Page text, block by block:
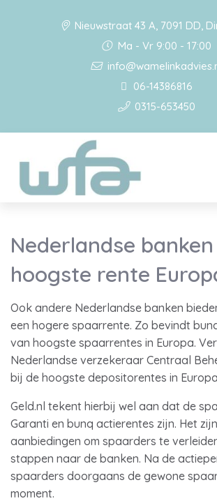
Nieuwstraat 43 A, 7091 DD,
Ma - Vr 9:00 - 17:00
06-14386816
0315-653450
Nederlandse
hoogste rente
Ook andere Nederlandse banken
een hogere spaarrente. Zo bevindt
van hoogste spaarrentes in Europa.
Nederlandse verzekeraar Centraal
bij de hoogste depositorentes in
Geld.nl tekent hierbij wel aan dat de
Garanti en bunq actierentes zijn. Het
aanbiedingen om spaarders te
stappen naar de banken. Na de
spaarders doorgaans de gewone
moment.